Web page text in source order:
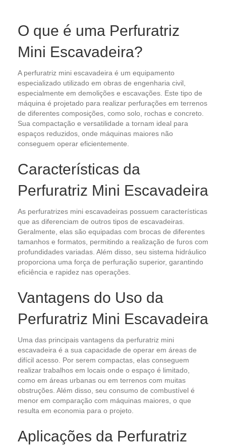
O que é uma Perfuratriz
Mini Escavadeira?
A perfuratriz mini escavadeira é um equipamento
especializado utilizado em obras de engenharia civil,
especialmente em demolições e escavações. Este tipo de
máquina é projetado para realizar perfurações em terrenos
de diferentes composições, como solo, rochas e concreto.
Sua compactação e versatilidade a tornam ideal para
espaços reduzidos, onde máquinas maiores não
conseguem operar eficientemente.
Características da
Perfuratriz Mini Escavadeira
As perfuratrizes mini escavadeiras possuem características
que as diferenciam de outros tipos de escavadeiras.
Geralmente, elas são equipadas com brocas de diferentes
tamanhos e formatos, permitindo a realização de furos com
profundidades variadas. Além disso, seu sistema hidráulico
proporciona uma força de perfuração superior, garantindo
eficiência e rapidez nas operações.
Vantagens do Uso da
Perfuratriz Mini Escavadeira
Uma das principais vantagens da perfuratriz mini
escavadeira é a sua capacidade de operar em áreas de
difícil acesso. Por serem compactas, elas conseguem
realizar trabalhos em locais onde o espaço é limitado,
como em áreas urbanas ou em terrenos com muitas
obstruções. Além disso, seu consumo de combustível é
menor em comparação com máquinas maiores, o que
resulta em economia para o projeto.
Aplicações da Perfuratriz